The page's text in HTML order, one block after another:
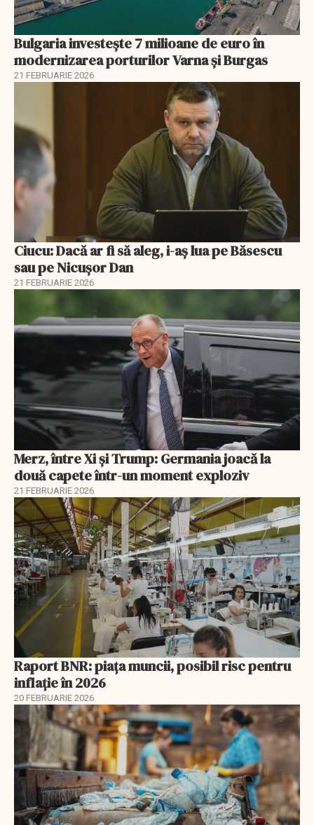
Bulgaria investește 7 milioane de euro în
modernizarea porturilor Varna și Burgas
21 FEBRUARIE 2026
Ciucu: Dacă ar fi să aleg, i-aș lua pe Băsescu
sau pe Nicușor Dan
21 FEBRUARIE 2026
Merz, între Xi și Trump: Germania joacă la
două capete într-un moment exploziv
21 FEBRUARIE 2026
Raport BNR: piața muncii, posibil risc pentru
inflație în 2026
20 FEBRUARIE 2026